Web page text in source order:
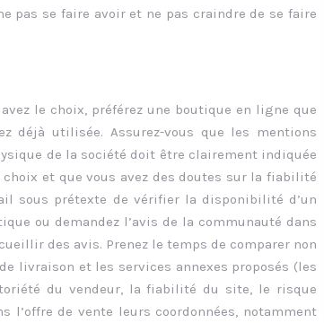
pas se faire avoir et ne pas craindre de se faire
le choix, préférez une boutique en ligne que
déjà utilisée. Assurez-vous que les mentions
de la société doit être clairement indiquée
choix et que vous avez des doutes sur la fiabilité
sous prétexte de vérifier la disponibilité d’un
ou demandez l’avis de la communauté dans
des avis. Prenez le temps de comparer non
livraison et les services annexes proposés (les
du vendeur, la fiabilité du site, le risque
l’offre de vente leurs coordonnées, notamment